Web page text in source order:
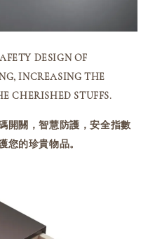
DESIGN OF
INCREASING THE
CHERISHED STUFFS.
開關，智慧防護，安全指數
您的珍貴物品。